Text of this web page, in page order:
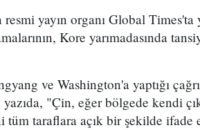
yayın organı Global
Kore yarımadasında
ve Washington'a yaptığı
"Çin, eğer bölgede kendi
tüm taraflara açık bir şekilde ifade